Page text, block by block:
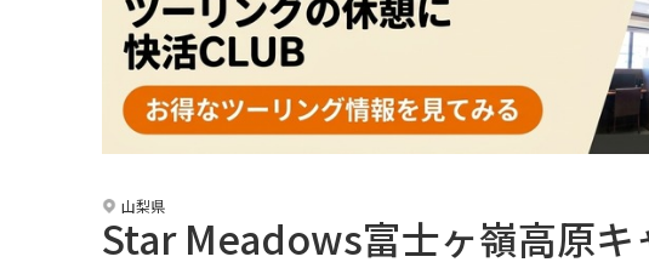
山梨県
Star Meadows富士ヶ嶺高原キ